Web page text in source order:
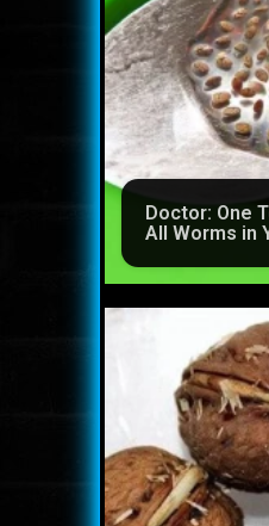
Doctor: One
All Worms in